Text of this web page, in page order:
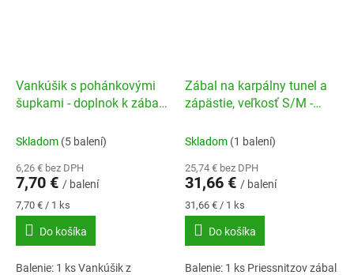
Vankúšik s pohánkovými
šupkami - doplnok k zábalu
Skladom (5 balení)
6,26 € bez DPH
7,70 € / balení
Jednotková
cena:
7,70 € / 1 ks
Do košíka
Balenie: 1 ks Vankúšik z
Zábal na karpálny tunel a
zápästie, veľkosť S/M -
Skladom (1 balení)
25,74 € bez DPH
31,66 € / balení
Jednotková
cena:
31,66 € / 1 ks
Do košíka
Balenie: 1 ks Priessnitzov zábal